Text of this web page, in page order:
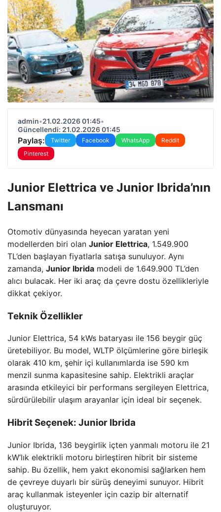
admin•21.02.2026 01:45•
Güncellendi: 21.02.2026 01:45
Paylaş: Twitter Facebook WhatsApp
Reddit
Pinterest
Junior Elettrica ve Junior Ibrida’nın
Lansmanı
Otomotiv dünyasında heyecan yaratan yeni
modellerden biri olan Junior Elettrica, 1.549.900
TL’den başlayan fiyatlarla satışa sunuluyor. Aynı
zamanda, Junior Ibrida modeli de 1.649.900 TL’den
alıcı bulacak. Her iki araç da çevre dostu özellikleriyle
dikkat çekiyor.
Teknik Özellikler
Junior Elettrica, 54 kWs bataryası ile 156 beygir güç
üretebiliyor. Bu model, WLTP ölçümlerine göre birleşik
olarak 410 km, şehir içi kullanımlarda ise 590 km
menzil sunma kapasitesine sahip. Elektrikli araçlar
arasında etkileyici bir performans sergileyen Elettrica,
sürdürülebilir ulaşım arayanlar için ideal bir seçenek.
Hibrit Seçenek: Junior Ibrida
Junior Ibrida, 136 beygirlik içten yanmalı motoru ile 21
kW’lık elektrikli motoru birleştiren hibrit bir sisteme
sahip. Bu özellik, hem yakıt ekonomisi sağlarken hem
de çevreye duyarlı bir sürüş deneyimi sunuyor. Hibrit
araç kullanmak isteyenler için cazip bir alternatif
oluşturuyor.